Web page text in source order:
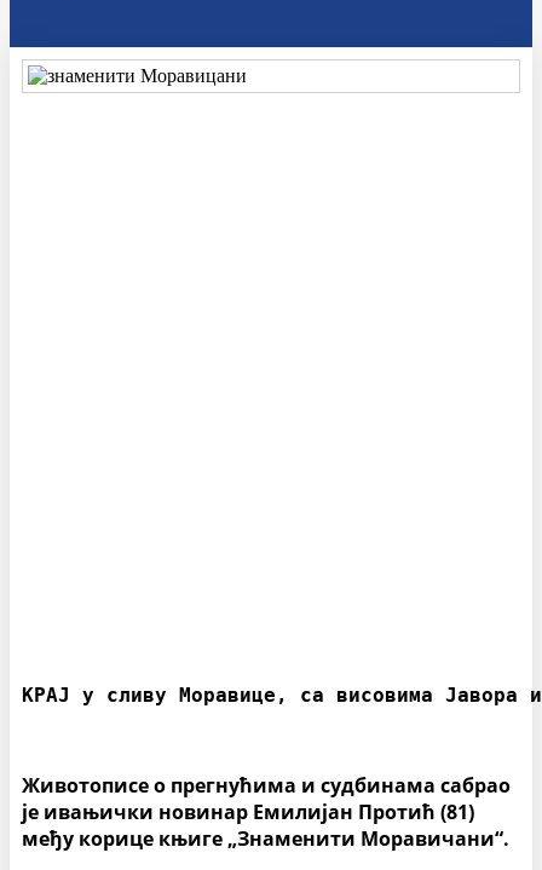
КРАЈ у сливу Моравице, са висовима Јавора
Животописе о прегнућима и судбинама сабрао
је ивањички новинар Емилијан Протић (81)
међу корице књиге „Знаменити Моравичани“.